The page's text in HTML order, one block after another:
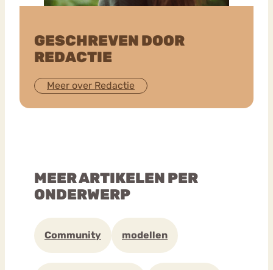
GESCHREVEN DOOR
REDACTIE
Meer over Redactie
MEER ARTIKELEN PER
ONDERWERP
Community modellen